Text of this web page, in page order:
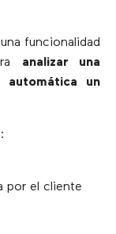
funcionalidad
analizar una
automática un
por el cliente